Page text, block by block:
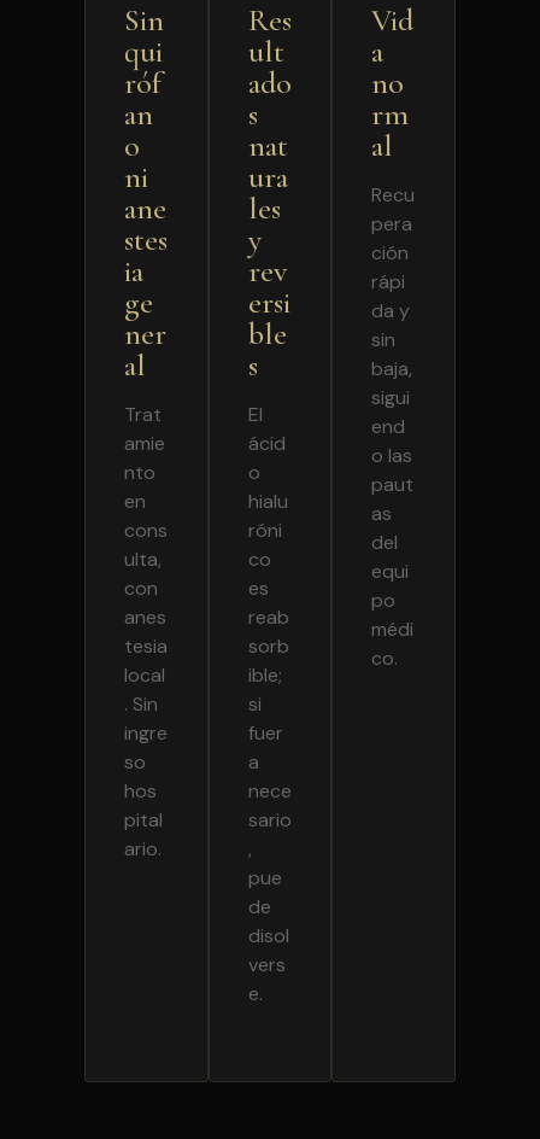
Sin
qui
róf
an
o
ni
ane
stes
ia
ge
ner
al
Trat
amie
nto
en
cons
ulta,
con
anes
tesia
local
. Sin
ingre
so
hos
pital
ario.
Res
ult
ado
s
nat
ura
les
y
rev
ersi
ble
s
El
ácid
o
hialu
róni
co
es
reab
sorb
ible;
si
fuer
a
nece
sario
,
pue
de
disol
vers
e.
Vid
a
no
rm
al
Recu
pera
ción
rápi
da y
sin
baja,
sigui
end
o las
paut
as
del
equi
po
médi
co.